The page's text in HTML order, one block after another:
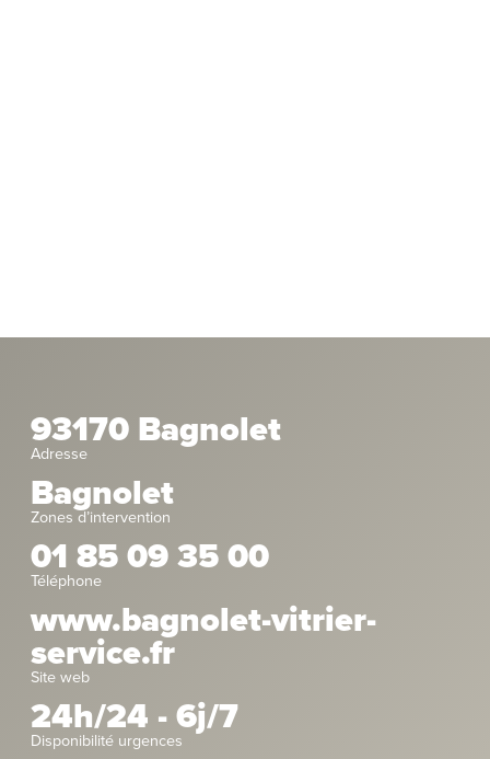
93170 Bagnolet
Adresse
Bagnolet
Zones d’intervention
01 85 09 35 00
Téléphone
www.bagnolet-vitrier-
service.fr
Site web
24h/24 - 6j/7
Disponibilité urgences